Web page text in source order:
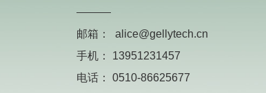
邮箱：
alice@gellytech.cn
手机：
13951231457
电话：
0510-86625677